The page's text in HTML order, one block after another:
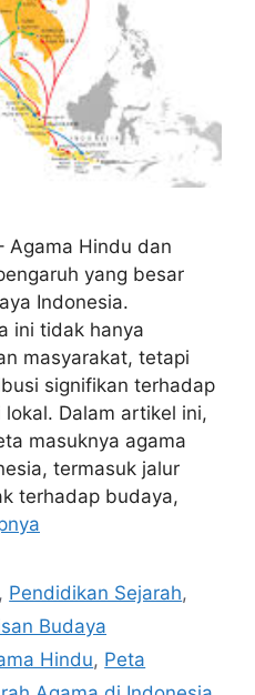
Agama Hindu dan
yang besar
Indonesia.
ini tidak hanya
masyarakat, tetapi
signifikan terhadap
Dalam artikel ini,
masuknya agama
termasuk jalur
terhadap budaya,
, Pendidikan Sejarah,
Budaya
Hindu, Peta